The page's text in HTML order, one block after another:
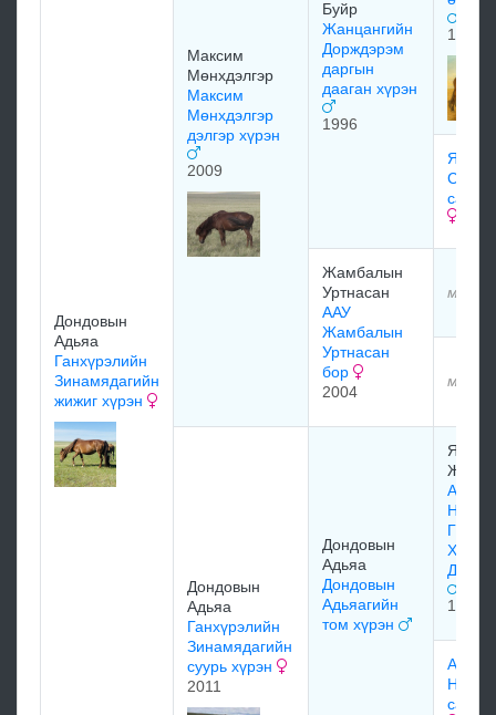
Дондовын
Адьяа
Ганхүрэлийн
Зинамядагийн
жижиг хүрэн
Максим
Мөнхдэлгэр
Максим
Мөнхдэлгэр
дэлгэр хүрэн
2009
Буйр
Жанцангийн
Дорждэрэм
даргын
дааган хүрэн
1996
1986
Жамбалын
Уртнасан
ААУ
Жамбалын
Уртнасан
бор
2004
Дондовын
Адьяа
Ганхүрэлийн
Зинамядагийн
суурь хүрэн
2011
Дондовын
Адьяа
Дондовын
Адьяагийн
том хүрэн
Адуу
Хээр/
1990
Адуу